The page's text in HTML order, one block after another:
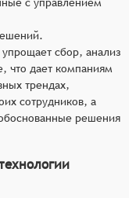
упрощает сбор, анализ
что дает компаниям
трендах,
сотрудников, а
решения